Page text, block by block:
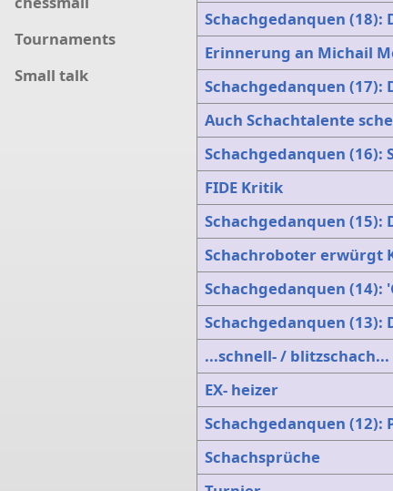
Tournaments
Small talk
Schachgedanquen (18):
Erinnerung an Michail
Schachgedanquen (17):
Auch Schachtalente
Schachgedanquen
FIDE Kritik
Schachgedanquen
Schachroboter erwürgt
Schachgedanquen
Schachgedanquen (13):
...schnell- / blitzschach...
EX- heizer
Schachgedanquen (12):
Schachsprüche